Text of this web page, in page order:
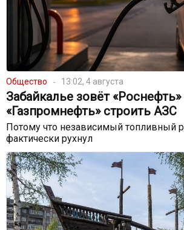
Общество 13:02, 4 августа
Забайкалье зовёт «Роснефть»
«Газпромнефть» строить АЗС
Потому что независимый топливный
фактически рухнул